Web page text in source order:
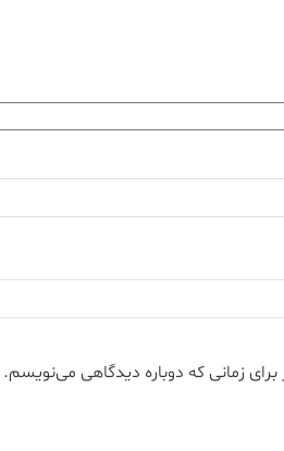
زمانی که دوباره دیدگاهی می‌نویسم.